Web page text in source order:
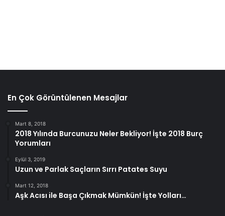
En Çok Görüntülenen Mesajlar
Mart 8, 2018
2018 Yılında Burcunuzu Neler Bekliyor! İşte 2018 Burç
Yorumları
Eylül 3, 2019
Uzun ve Parlak Saçların Sırrı Patates Suyu
Mart 12, 2018
Aşk Acısı ile Başa Çıkmak Mümkün! İşte Yolları…